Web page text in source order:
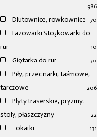
986
Dłutownice, rowkownice 70
Fazowarki Sto¿kowarki do
rur
10
Giętarka do rur 30
Piły, przecinarki, taśmowe,
tarczowe
206
Płyty traserskie, pryzmy,
stoły, płaszczyzny
22
Tokarki 131